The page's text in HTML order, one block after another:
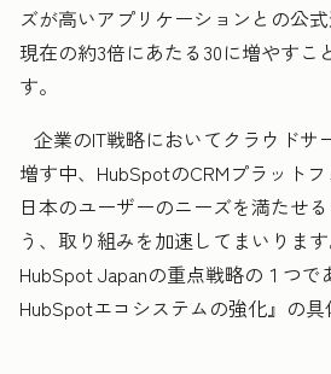
ズが高いアプリケーションとの公
現在の約3倍にあたる30に増やすこ
す。
企業のIT戦略においてクラウドサ
増す中、HubSpotのCRMプラット
日本のユーザーのニーズを満たせ
う、取り組みを加速してまいりま
HubSpot Japanの重点戦略の１つで
HubSpotエコシステムの強化』の具